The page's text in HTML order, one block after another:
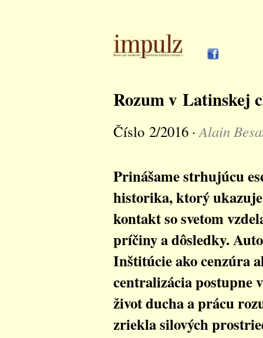
Rozum v Latinskej
Číslo 2/2016 ·Alain
Prinášame strhujúcu
historika, ktorý
kontakt so svetom
príčiny a dôsledky.
Inštitúcie ako cenzúra
centralizácia
život ducha a prácu
zriekla silových